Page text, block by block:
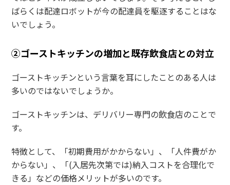
ばらくは配達ロボットが今の配達員を駆逐することはな
いでしょう。
②ゴーストキッチンの増加と既存飲食店との対立
ゴーストキッチンという言葉を耳にしたことのある人は
多いのではないでしょうか。
ゴーストキッチンは、デリバリー専門の飲食店のことで
す。
特徴として、「初期費用がかからない」、「人件費がか
からない」、「(入居先次第では)納入コストを合理化で
きる」などの価格メリットが多いのです。